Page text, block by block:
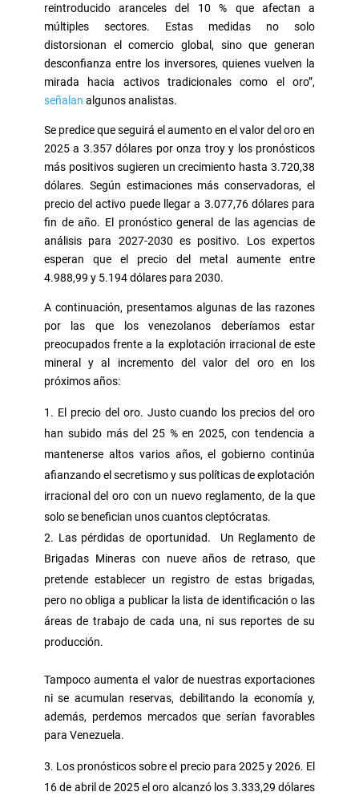
reintroducido aranceles del 10 % que afectan a
múltiples sectores. Estas medidas no solo
distorsionan el comercio global, sino que generan
desconfianza entre los inversores, quienes vuelven la
mirada hacia activos tradicionales como el oro”,
señalan algunos analistas.
Se predice que seguirá el aumento en el valor del oro en
2025 a 3.357 dólares por onza troy y los pronósticos
más positivos sugieren un crecimiento hasta 3.720,38
dólares. Según estimaciones más conservadoras, el
precio del activo puede llegar a 3.077,76 dólares para
fin de año. El pronóstico general de las agencias de
análisis para 2027-2030 es positivo. Los expertos
esperan que el precio del metal aumente entre
4.988,99 y 5.194 dólares para 2030.
A continuación, presentamos algunas de las razones
por las que los venezolanos deberíamos estar
preocupados frente a la explotación irracional de este
mineral y al incremento del valor del oro en los
próximos años:
El precio del oro. Justo cuando los precios del oro
han subido más del 25 % en 2025, con tendencia a
mantenerse altos varios años, el gobierno continúa
afianzando el secretismo y sus políticas de explotación
irracional del oro con un nuevo reglamento, de la que
solo se benefician unos cuantos cleptócratas.
Las pérdidas de oportunidad. Un Reglamento de
Brigadas Mineras con nueve años de retraso, que
pretende establecer un registro de estas brigadas,
pero no obliga a publicar la lista de identificación o las
áreas de trabajo de cada una, ni sus reportes de su
producción.
Tampoco aumenta el valor de nuestras exportaciones
ni se acumulan reservas, debilitando la economía y,
además, perdemos mercados que serían favorables
para Venezuela.
Los pronósticos sobre el precio para 2025 y 2026. El
16 de abril de 2025 el oro alcanzó los 3.333,29 dólares